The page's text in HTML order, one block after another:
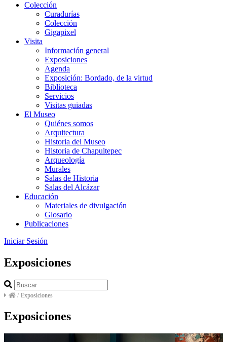
Colección
Curadurías
Colección
Gigapixel
Visita
Información general
Exposiciones
Agenda
Exposición: Bordado, de la virtud
Biblioteca
Servicios
Visitas guiadas
El Museo
Quiénes somos
Arquitectura
Historia del Museo
Historia de Chapultepec
Arqueología
Murales
Salas de Historia
Salas del Alcázar
Educación
Materiales de divulgación
Glosario
Publicaciones
Iniciar Sesión
Exposiciones
/ Exposiciones
Exposiciones